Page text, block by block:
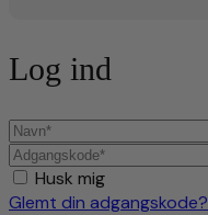
Log ind
Husk mig
Glemt din adgangskode?